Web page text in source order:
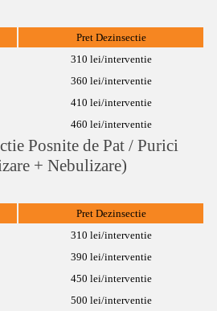
Pret Dezinsectie
310 lei/interventie
360 lei/interventie
410 lei/interventie
460 lei/interventie
Posnite de Pat / Purici
+ Nebulizare)
Pret Dezinsectie
310 lei/interventie
390 lei/interventie
450 lei/interventie
500 lei/interventie